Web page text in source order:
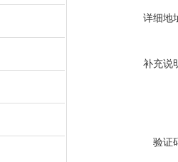
详细地
补充说
验证